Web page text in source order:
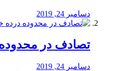
دسامبر 24, 2019
تصادف در محدوده
دسامبر 24, 2019